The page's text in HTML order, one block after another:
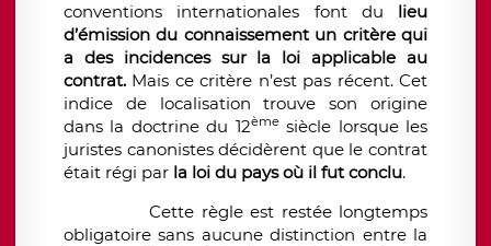
conventions internationales font du lieu
d’émission du connaissement un critère qui
a des incidences sur la loi applicable au
contrat. Mais ce critère n’est pas récent. Cet
indice de localisation trouve son origine
dans la doctrine du 12èmesiècle lorsque les
juristes canonistes décidèrent que le contrat
était régi par la loi du pays où il fut conclu.
Cette règle est restée longtemps
obligatoire sans aucune distinction entre la